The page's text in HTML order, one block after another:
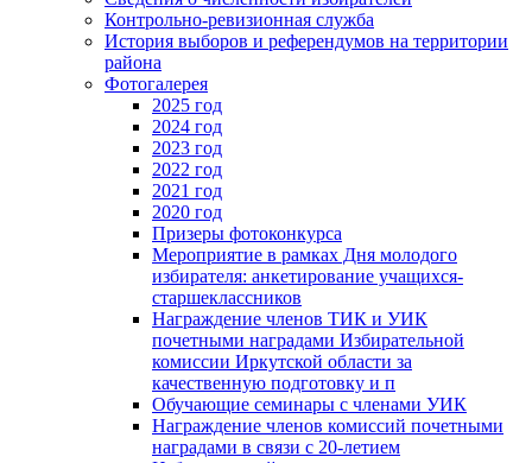
Контрольно-ревизионная служба
История выборов и референдумов на территории
района
Фотогалерея
2025 год
2024 год
2023 год
2022 год
2021 год
2020 год
Призеры фотоконкурса
Мероприятие в рамках Дня молодого
избирателя: анкетирование учащихся-
старшеклассников
Награждение членов ТИК и УИК
почетными наградами Избирательной
комиссии Иркутской области за
качественную подготовку и п
Обучающие семинары с членами УИК
Награждение членов комиссий почетными
наградами в связи с 20-летием